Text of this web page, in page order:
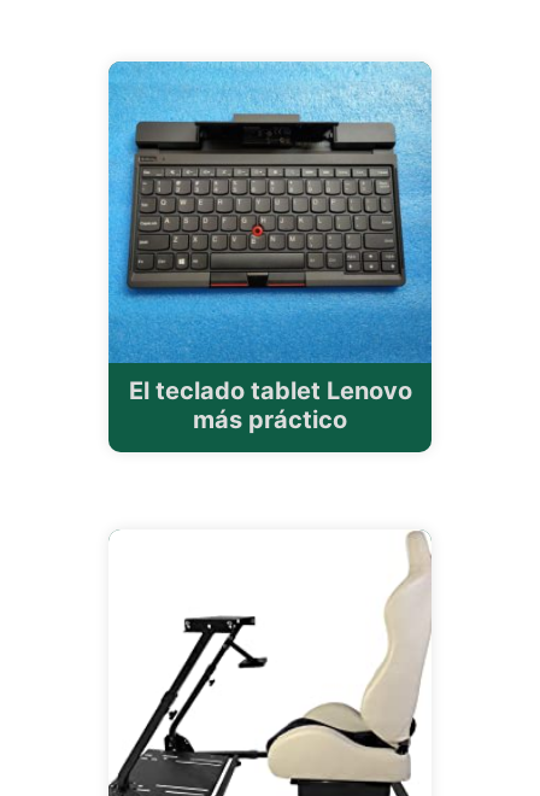
El teclado tablet Lenovo
más práctico